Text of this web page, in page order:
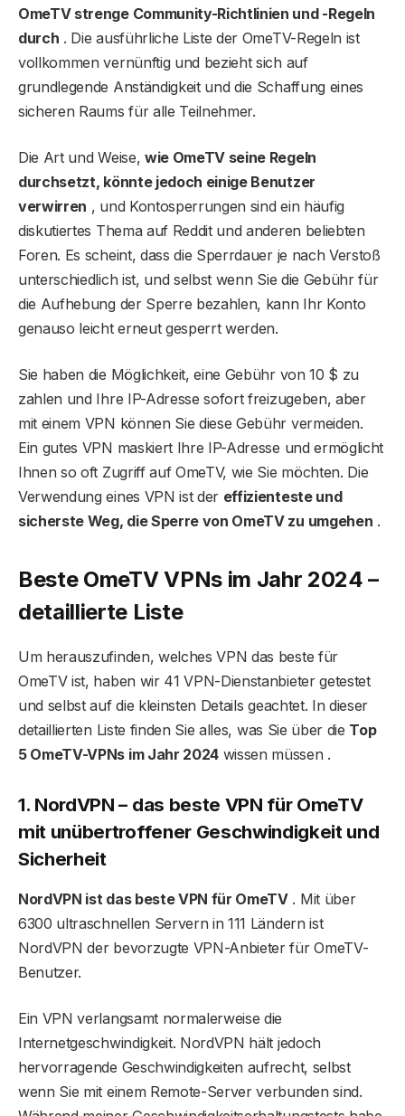
OmeTV strenge Community-Richtlinien und -Regeln
durch . Die ausführliche Liste der OmeTV-Regeln ist
vollkommen vernünftig und bezieht sich auf
grundlegende Anständigkeit und die Schaffung eines
sicheren Raums für alle Teilnehmer.
Die Art und Weise, wie OmeTV seine Regeln
durchsetzt, könnte jedoch einige Benutzer
verwirren , und Kontosperrungen sind ein häufig
diskutiertes Thema auf Reddit und anderen beliebten
Foren. Es scheint, dass die Sperrdauer je nach Verstoß
unterschiedlich ist, und selbst wenn Sie die Gebühr für
die Aufhebung der Sperre bezahlen, kann Ihr Konto
genauso leicht erneut gesperrt werden.
Sie haben die Möglichkeit, eine Gebühr von 10 $ zu
zahlen und Ihre IP-Adresse sofort freizugeben, aber
mit einem VPN können Sie diese Gebühr vermeiden.
Ein gutes VPN maskiert Ihre IP-Adresse und ermöglicht
Ihnen so oft Zugriff auf OmeTV, wie Sie möchten. Die
Verwendung eines VPN ist der effizienteste und
sicherste Weg, die Sperre von OmeTV zu umgehen .
Beste OmeTV VPNs im Jahr 2024 –
detaillierte Liste
Um herauszufinden, welches VPN das beste für
OmeTV ist, haben wir 41 VPN-Dienstanbieter getestet
und selbst auf die kleinsten Details geachtet. In dieser
detaillierten Liste finden Sie alles, was Sie über die Top
5 OmeTV-VPNs im Jahr 2024 wissen müssen .
1. NordVPN – das beste VPN für OmeTV
mit unübertroffener Geschwindigkeit und
Sicherheit
NordVPN ist das beste VPN für OmeTV. Mit über
6300 ultraschnellen Servern in 111 Ländern ist
NordVPN der bevorzugte VPN-Anbieter für OmeTV-
Benutzer.
Ein VPN verlangsamt normalerweise die
Internetgeschwindigkeit. NordVPN hält jedoch
hervorragende Geschwindigkeiten aufrecht, selbst
wenn Sie mit einem Remote-Server verbunden sind.